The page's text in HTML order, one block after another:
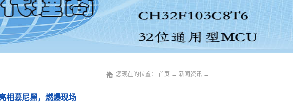
您现在的位置： 首页 → 新闻资讯 →
相慕尼黑，燃爆现场